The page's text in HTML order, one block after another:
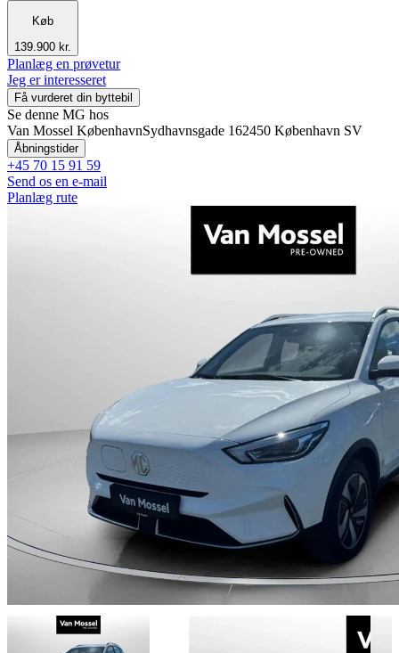
Køb
139.900 kr.
Planlæg en prøvetur
Jeg er interesseret
Få vurderet din byttebil
Se denne MG hos
Van Mossel KøbenhavnSydhavnsgade 162450 København SV
Åbningstider
+45 70 15 91 59
Send os en e-mail
Planlæg rute